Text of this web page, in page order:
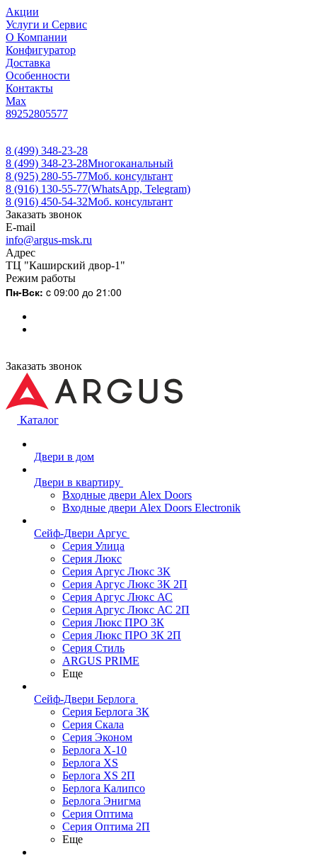
Акции
Услуги и Сервис
О Компании
Конфигуратор
Доставка
Особенности
Контакты
Max
89252805577
8 (499) 348-23-28
8 (499) 348-23-28Многоканальный
8 (925) 280-55-77Моб. консультант
8 (916) 130-55-77(WhatsApp, Telegram)
8 (916) 450-54-32Моб. консультант
Заказать звонок
E-mail
info@argus-msk.ru
Адрес
ТЦ "Каширский двор-1"
Режим работы
Пн-Вск: c 09:00 до 21:00
Заказать звонок
Каталог
Двери в дом
Двери в квартиру
Входные двери Alex Doors
Входные двери Alex Doors Electronik
Сейф-Двери Аргус
Серия Улица
Серия Люкс
Серия Аргус Люкс 3К
Серия Аргус Люкс 3К 2П
Серия Аргус Люкс АС
Серия Аргус Люкс АС 2П
Серия Люкс ПРО 3К
Серия Люкс ПРО 3К 2П
Серия Стиль
ARGUS PRIME
Еще
Сейф-Двери Берлога
Серия Берлога 3К
Серия Скала
Серия Эконом
Берлога X-10
Берлога XS
Берлога XS 2П
Берлога Калипсо
Берлога Энигма
Серия Оптима
Серия Оптима 2П
Еще